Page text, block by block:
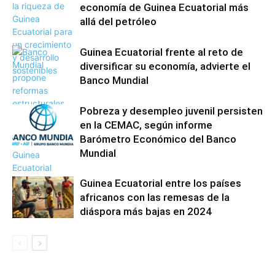
economía de Guinea Ecuatorial más
allá del petróleo
Guinea Ecuatorial frente al reto de
diversificar su economía, advierte el
Banco Mundial
Pobreza y desempleo juvenil persisten
en la CEMAC, según informe
Barómetro Económico del Banco
Mundial
Guinea Ecuatorial entre los países
africanos con las remesas de la
diáspora más bajas en 2024